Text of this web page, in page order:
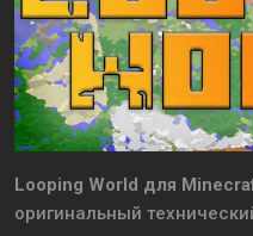
Looping World для
оригинальный